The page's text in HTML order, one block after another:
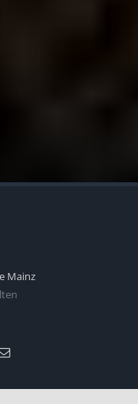
Mainz
E-